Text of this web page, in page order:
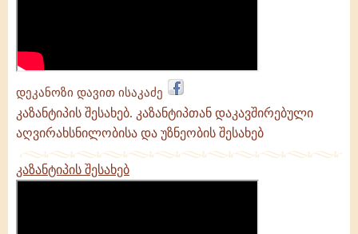
დეკანოზი დავით ისაკაძე
კაზანტიპის შესახებ. კაზანტიპთან დაკავშირებული
აღვირახსნილობისა და უზნეობის შესახებ
კაზანტიპის შესახებ